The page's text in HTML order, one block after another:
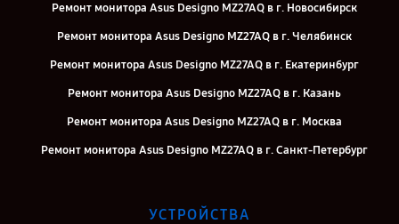
Ремонт монитора Asus Designo MZ27AQ в г. Новосибирск
Ремонт монитора Asus Designo MZ27AQ в г. Челябинск
Ремонт монитора Asus Designo MZ27AQ в г. Екатеринбург
Ремонт монитора Asus Designo MZ27AQ в г. Казань
Ремонт монитора Asus Designo MZ27AQ в г. Москва
Ремонт монитора Asus Designo MZ27AQ в г. Санкт-Петербург
УСТРОЙСТВА